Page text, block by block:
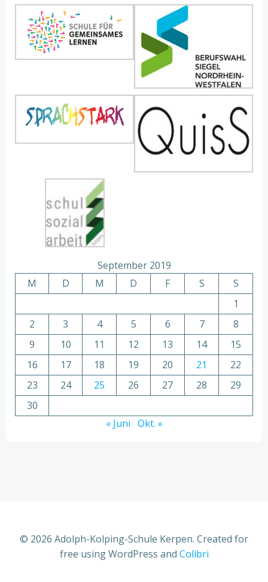
September 2019
M
D M D F S
S
1
2
3 4 5 6 7
8
9
10 11 12 13 14
15
16
17 18 19 20 21
22
23
24 25 26 27 28
29
30
« Juni Okt. »
© 2026 Adolph-Kolping-Schule Kerpen. Created for
free using WordPress and Colibri